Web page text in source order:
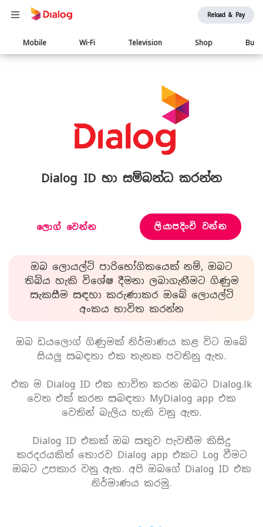
Reload & Pay
Main
navigation
Mobile Wi-Fi Television Shop
Dialog ID හා සම්බන්ධ කරන්න
ලොග් වෙන්න ලියාපදිංචි වන්න
ඔබ ලොයල්ටි පාරිභෝගිකයෙක් නම්, ඔබට
තිබිය හැකි විශේෂ දීමනා ලබාගැනීමට ගිණුම
සැකසීම සඳහා කරුණාකර ඔබේ ලොයල්ටි
අංකය භාවිත කරන්න
ඔබ ඩයලොග් ගිණුමක් නිර්මාණය කළ විට ඔබේ
සියලු සබඳතා එක තැනක පවතිනු ඇත.
එක ම Dialog ID එක භාවිත කරන ඔබට Dialog.lk
වෙත එක් කරන සබඳතා MyDialog app එක
වෙතින් බැලිය හැකි වනු ඇත.
Dialog ID එකක් ඔබ සතුව පැවතීම කිසිදු
කරදරයකිත් තොරව Dialog app එකට Log වීමට
ඔබට උපකාර වනු ඇත. අපි ඔබගේ Dialog ID එක
නිර්මාණය කරමු.